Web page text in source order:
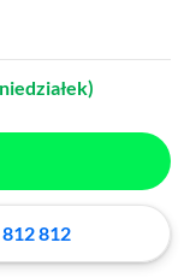
812